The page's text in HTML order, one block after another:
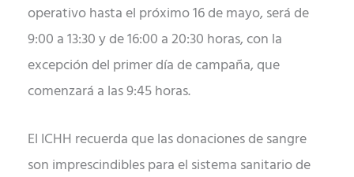
operativo hasta el próximo 16 de mayo, será de
9:00 a 13:30 y de 16:00 a 20:30 horas, con la
excepción del primer día de campaña, que
comenzará a las 9:45 horas.
El ICHH recuerda que las donaciones de sangre
son imprescindibles para el sistema sanitario de